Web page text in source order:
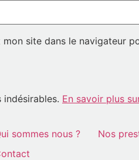
site dans le navigateur
En savoir plus
sommes nous ? Nos